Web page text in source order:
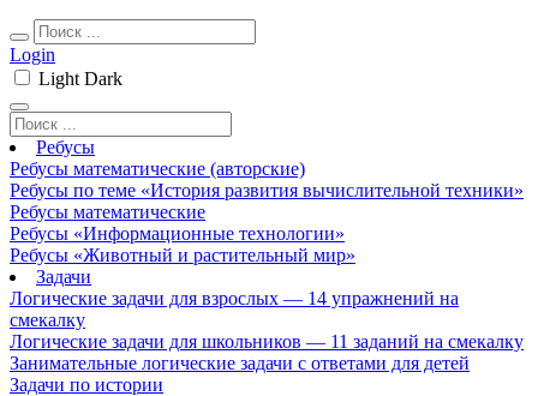
Login
Light Dark
Ребусы
Ребусы математические (авторские)
Ребусы по теме «История развития вычислительной техники»
Ребусы математические
Ребусы «Информационные технологии»
Ребусы «Животный и растительный мир»
Задачи
Логические задачи для взрослых — 14 упражнений на
смекалку
Логические задачи для школьников — 11 заданий на смекалку
Занимательные логические задачи с ответами для детей
Задачи по истории